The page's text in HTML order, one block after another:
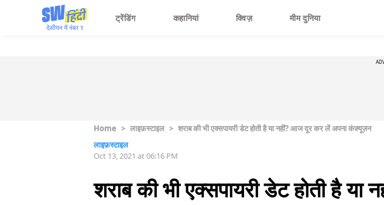
ट्रेंडिंग कहानियां क्विज़ मीम दुनिया
Home > लाइफ़स्टाइल > शराब की भी एक्सपायरी डेट होती है या नहीं? आज दूर कर लें अपना कंफ़्यूज़न
लाइफ़स्टाइल
Oct 13, 2021 at 06:16 PM
शराब की भी एक्सपायरी डेट होती है